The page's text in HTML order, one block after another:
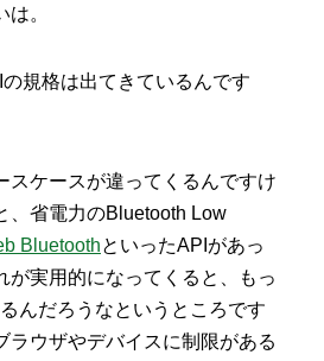
は。
規格は出てきているんです
スケースが違ってくるんですけ
、省電力のBluetooth Low
BluetoothといったAPIがあっ
が実用的になってくると、もっ
んだろうなというところです
ラウザやデバイスに制限がある